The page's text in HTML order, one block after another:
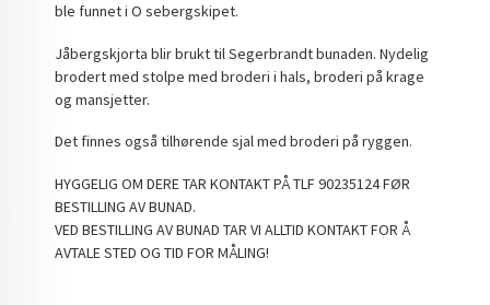
ble funnet i O sebergskipet.
Jåbergskjorta blir brukt til Segerbrandt bunaden. Nydelig
brodert med stolpe med broderi i hals, broderi på krage
og mansjetter.
Det finnes også tilhørende sjal med broderi på ryggen.
HYGGELIG OM DERE TAR KONTAKT PÅ TLF 90235124 FØR
BESTILLING AV BUNAD.
VED BESTILLING AV BUNAD TAR VI ALLTID KONTAKT FOR Å
AVTALE STED OG TID FOR MÅLING!